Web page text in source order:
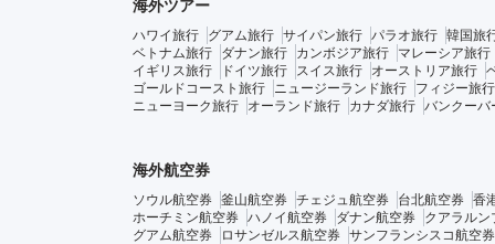
海外ツアー
ハワイ旅行 グアム旅行 サイパン旅行 パラオ旅行 韓国旅
ベトナム旅行
ダナン旅行 カンボジア旅行
マレーシア旅行
イギリス旅行
ドイツ旅行 スイス旅行 オーストリア旅行
ゴールドコースト旅行
ニュージーランド旅行
フィジー旅行
ニューヨーク旅行
オーランド旅行 カナダ旅行 バンクーバ
海外航空券
ソウル航空券 釜山航空券 チェジュ航空券 台北航空券 香
ホーチミン航空券 ハノイ航空券 ダナン航空券
クアラルン
グアム航空券
ロサンゼルス航空券 サンフランシスコ航空券